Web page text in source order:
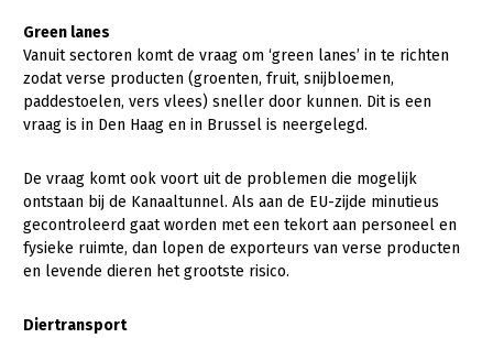
Green lanes
Vanuit sectoren komt de vraag om ‘green lanes’ in te richten
zodat verse producten (groenten, fruit, snijbloemen,
paddestoelen, vers vlees) sneller door kunnen. Dit is een
vraag is in Den Haag en in Brussel is neergelegd.
De vraag komt ook voort uit de problemen die mogelijk
ontstaan bij de Kanaaltunnel. Als aan de EU-zijde minutieus
gecontroleerd gaat worden met een tekort aan personeel en
fysieke ruimte, dan lopen de exporteurs van verse producten
en levende dieren het grootste risico.
Diertransport